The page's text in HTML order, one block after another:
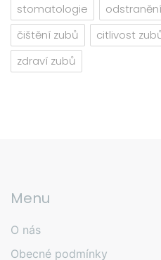
stomatologie
čištění zubů
citlivost
zdraví zubů
Menu
O nás
Obecné podmínky